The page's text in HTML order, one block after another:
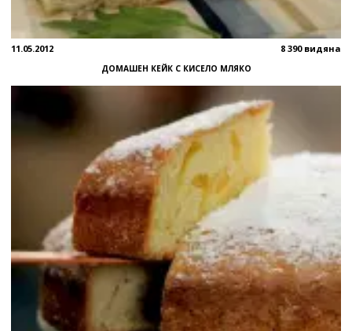
11.05.2012 8 390 видяна
ДОМАШЕН КЕЙК С КИСЕЛО МЛЯКО